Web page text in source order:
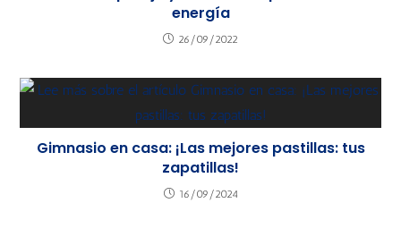
energía
26/09/2022
Gimnasio en casa: ¡Las mejores pastillas: tus
zapatillas!
16/09/2024